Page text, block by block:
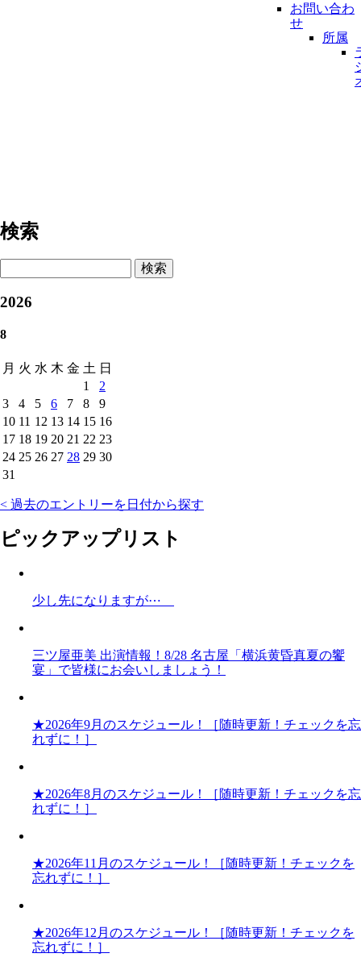
お問い合わ
せ
所属
検索
検索
2026
8
月 火 水 木 金 土 日
1
2
3
4 5 6 7 8
9
10 11 12 13 14 15 16
17 18 19 20 21 22 23
24 25 26 27 28 29 30
31
< 過去のエントリーを日付から探す
ピックアップリスト
少し先になりますが⋯
三ツ屋亜美 出演情報！8/28 名古屋「横浜黄昏真夏の饗
宴」で皆様にお会いしましょう！
★2026年9月のスケジュール！［随時更新！チェックを忘
れずに！］
★2026年8月のスケジュール！［随時更新！チェックを忘
れずに！］
★2026年11月のスケジュール！［随時更新！チェックを
忘れずに！］
★2026年12月のスケジュール！［随時更新！チェックを
忘れずに！］